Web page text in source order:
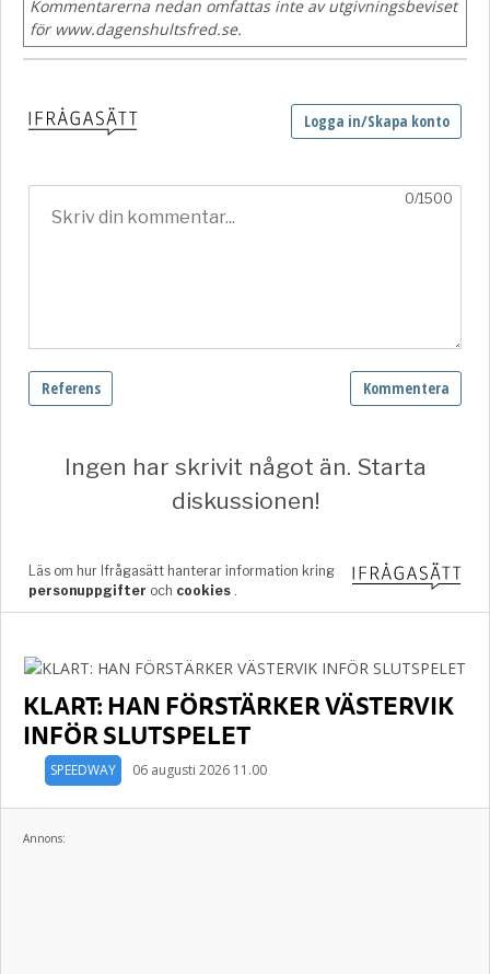
Kommentarerna nedan omfattas inte av utgivningsbeviset
för www.dagenshultsfred.se.
KLART: HAN FÖRSTÄRKER VÄSTERVIK
INFÖR SLUTSPELET
SPEEDWAY 06 augusti 2026 11.00
Annons: